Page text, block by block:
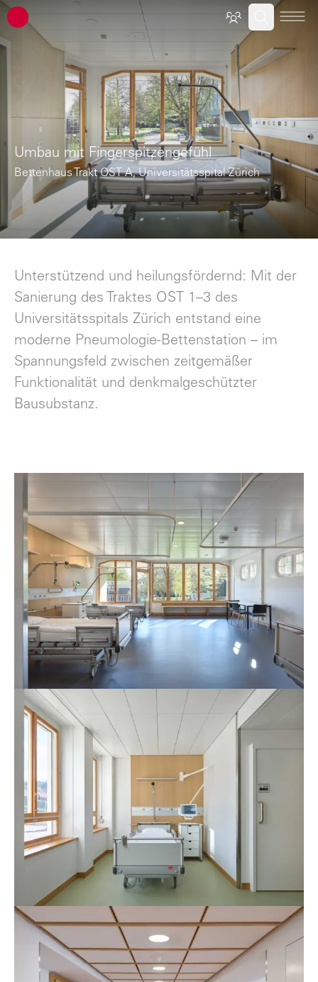
ATP Architekten Ingenieure
Umbau mit Fingerspitzengefühl
Bettenhaus Trakt OST A, Universitätsspital Zürich
Unterstützend und heilungsfördernd: Mit der
Sanierung des Traktes OST 1–3 des
Universitätsspitals Zürich entstand eine
moderne Pneumologie-Bettenstation – im
Spannungsfeld zwischen zeitgemäßer
Funktionalität und denkmalgeschützter
Bausubstanz.